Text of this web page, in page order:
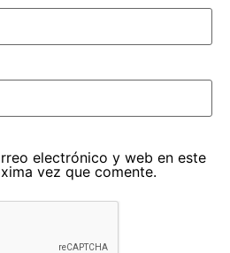
electrónico y web en este
vez que comente.